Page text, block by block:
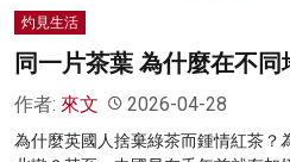
灼見生活
同一片茶葉 為什麼在不
作者: 來文 2026-04-28
為什麼英國人捨棄綠茶而鍾情紅茶？